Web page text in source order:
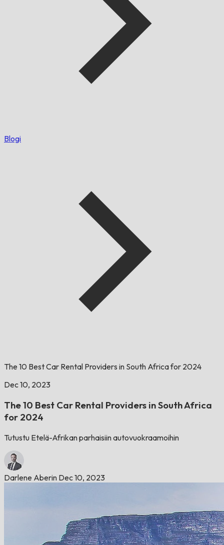
Blogi
The 10 Best Car Rental Providers in South Africa for 2024
Dec 10, 2023
The 10 Best Car Rental Providers in South Africa
for 2024
Tutustu Etelä-Afrikan parhaisiin autovuokraamoihin
Darlene Aberin Dec 10, 2023